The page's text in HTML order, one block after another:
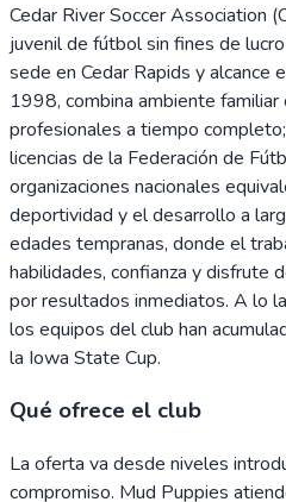
Cedar River Soccer Association
juvenil de fútbol sin fines de
sede en Cedar Rapids y alcance
1998, combina ambiente familiar
profesionales a tiempo
licencias de la Federación de
organizaciones nacionales
deportividad y el desarrollo a
edades tempranas, donde el
habilidades, confianza y disfrute
por resultados inmediatos. A lo
los equipos del club han
la Iowa State Cup.
Qué ofrece el club
La oferta va desde niveles
compromiso. Mud Puppies